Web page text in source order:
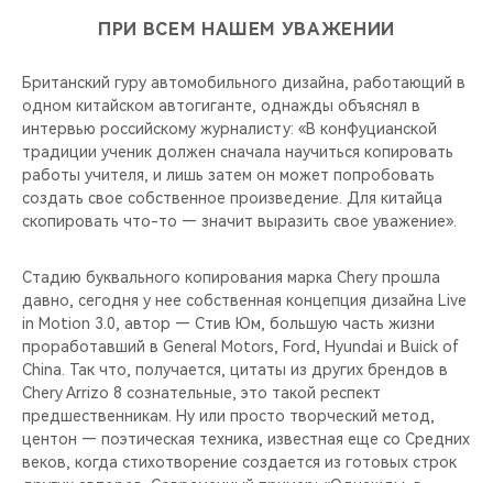
ПРИ ВСЕМ НАШЕМ УВАЖЕНИИ
Британский гуру автомобильного дизайна, работающий в
одном китайском автогиганте, однажды объяснял в
интервью российскому журналисту: «В конфуцианской
традиции ученик должен сначала научиться копировать
работы учителя, и лишь затем он может попробовать
создать свое собственное произведение. Для китайца
скопировать что-то — значит выразить свое уважение».
Стадию буквального копирования марка Chery прошла
давно, сегодня у нее собственная концепция дизайна Live
in Motion 3.0, автор — Стив Юм, большую часть жизни
проработавший в General Motors, Ford, Hyundai и Buick of
China. Так что, получается, цитаты из других брендов в
Chery Arrizo 8 сознательные, это такой респект
предшественникам. Ну или просто творческий метод,
центон — поэтическая техника, известная еще со Средних
веков, когда стихотворение создается из готовых строк